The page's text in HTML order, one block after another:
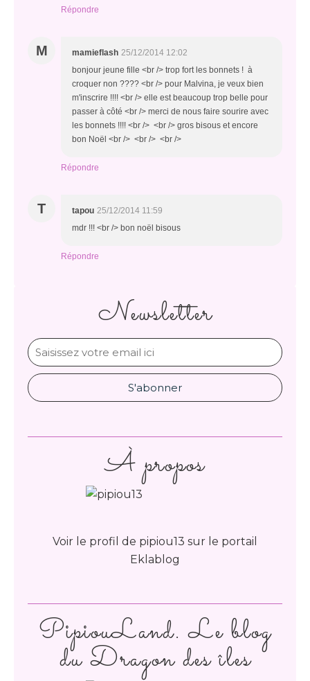
Répondre
M mamieflash 25/12/2014 12:02
bonjour jeune fille <br /> trop fort les bonnets ! à
croquer non ???? <br /> pour Malvina, je veux bien
m'inscrire !!!! <br /> elle est beaucoup trop belle pour
passer à côté <br /> merci de nous faire sourire avec
les bonnets !!!! <br /> <br /> gros bisous et encore
bon Noël <br /> <br /> <br />
Répondre
T tapou 25/12/2014 11:59
mdr !!! <br /> bon noël bisous
Répondre
Newsletter
PipiouLand. Le blog
du Dragon des îles
À propos
Voir le profil de pipiou13 sur le portail
Eklablog